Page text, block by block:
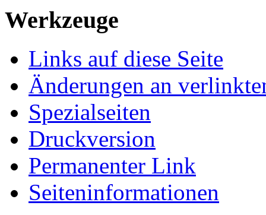
Werkzeuge
Links auf diese Seite
Änderungen an
Spezialseiten
Druckversion
Permanenter Link
Seiten­informationen